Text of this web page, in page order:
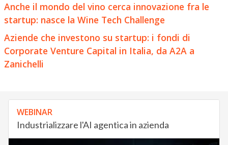
Anche il mondo del vino cerca innovazione fra le
startup: nasce la Wine Tech Challenge
Aziende che investono su startup: i fondi di
Corporate Venture Capital in Italia, da A2A a
Zanichelli
WEBINAR
Industrializzare l'AI agentica in azienda